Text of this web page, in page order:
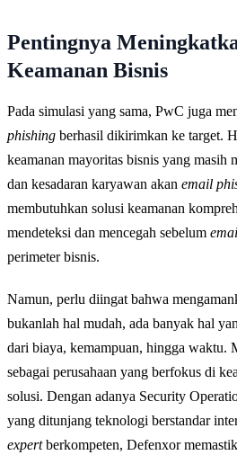
Pentingnya
Keamanan Bisnis
Pada simulasi yang sama, PwC juga
phishing berhasil dikirimkan ke target.
keamanan mayoritas bisnis yang masih
dan kesadaran karyawan akan email
membutuhkan solusi keamanan
mendeteksi dan mencegah sebelum
perimeter bisnis.
Namun, perlu diingat bahwa
bukanlah hal mudah, ada banyak hal
dari biaya, kemampuan, hingga waktu.
sebagai perusahaan yang berfokus di
solusi. Dengan adanya Security
yang ditunjang teknologi berstandar
expertberkompeten, Defenxor